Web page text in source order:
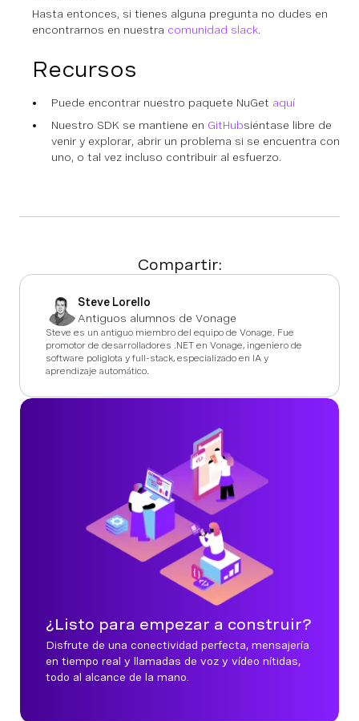
Hasta entonces, si tienes alguna pregunta no dudes en
encontrarnos en nuestra comunidad slack.
Recursos
Puede encontrar nuestro paquete NuGet aquí
Nuestro SDK se mantiene en GitHubsiéntase libre de
venir y explorar, abrir un problema si se encuentra con
uno, o tal vez incluso contribuir al esfuerzo.
Compartir:
Steve Lorello
Antiguos alumnos de Vonage
Steve es un antiguo miembro del equipo de Vonage. Fue
promotor de desarrolladores .NET en Vonage, ingeniero de
software poliglota y full-stack, especializado en IA y
aprendizaje automático.
¿Listo para empezar a construir?
Disfrute de una conectividad perfecta, mensajería
en tiempo real y llamadas de voz y vídeo nítidas,
todo al alcance de la mano.